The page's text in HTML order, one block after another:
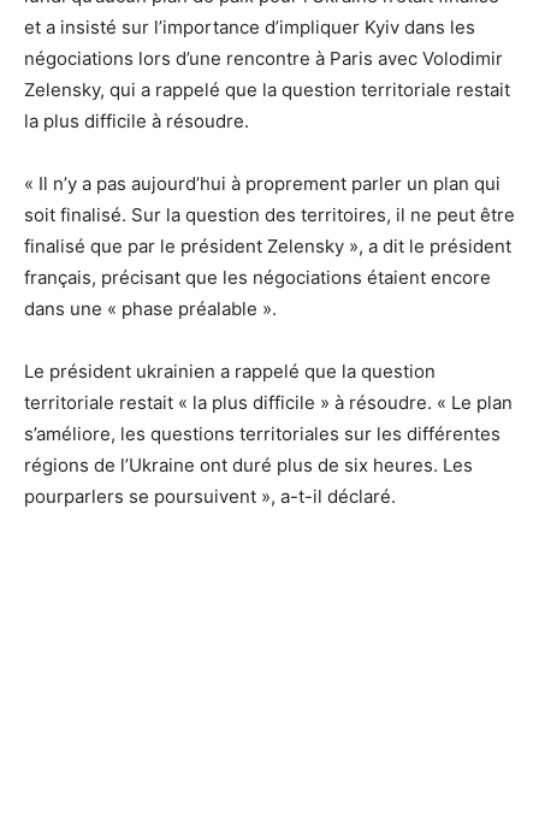
et a insisté sur l’importance d’impliquer Kyiv dans les
négociations lors d’une rencontre à Paris avec Volodimir
Zelensky, qui a rappelé que la question territoriale restait
la plus difficile à résoudre.
« Il n’y a pas aujourd’hui à proprement parler un plan qui
soit finalisé. Sur la question des territoires, il ne peut être
finalisé que par le président Zelensky », a dit le président
français, précisant que les négociations étaient encore
dans une « phase préalable ».
Le président ukrainien a rappelé que la question
territoriale restait « la plus difficile » à résoudre. « Le plan
s’améliore, les questions territoriales sur les différentes
régions de l’Ukraine ont duré plus de six heures. Les
pourparlers se poursuivent », a-t-il déclaré.